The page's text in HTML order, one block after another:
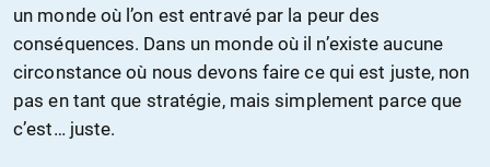
un monde où l’on est entravé par la peur des
conséquences. Dans un monde où il n’existe aucune
circonstance où nous devons faire ce qui est juste, non
pas en tant que stratégie, mais simplement parce que
c’est… juste.